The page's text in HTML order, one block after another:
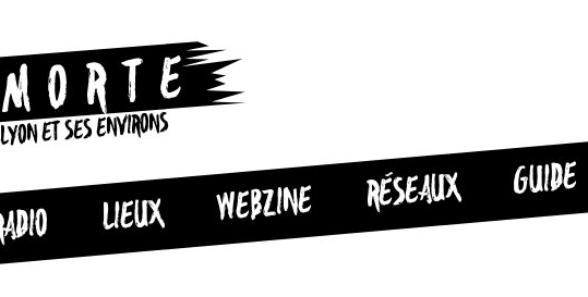
ET SES ENVIRONS
LIEUX WEBZINE RÉSEAUX GUIDE